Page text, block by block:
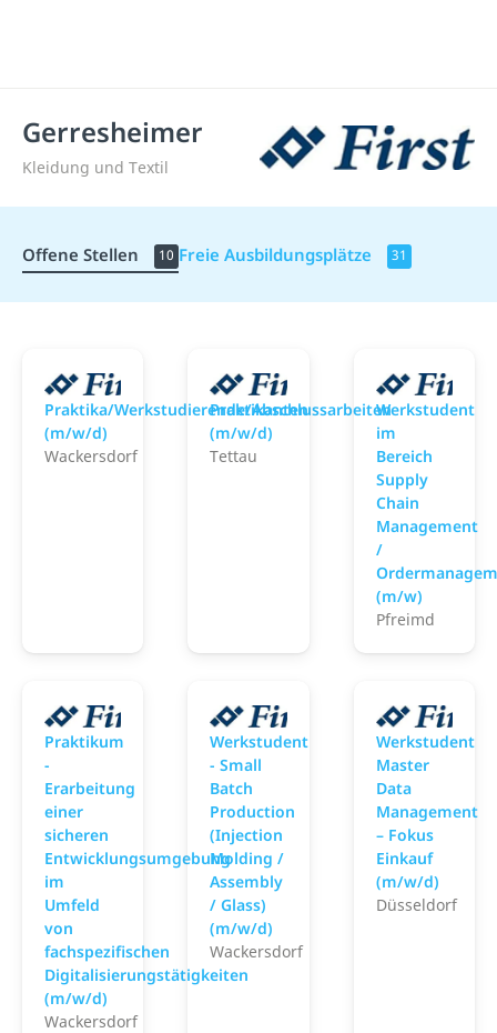
Gerresheimer
Kleidung und Textil
Offene Stellen 10 Freie Ausbildungsplätze 31
Gerresheimer
Praktika/Werkstudierende/Abschlussarbeiten
(m/w/d)
Wackersdorf
Gerresheimer
Praktikanten
(m/w/d)
Tettau
Werkstudent
im
Bereich
Supply
Chain
Management
/
(m/w)
Pfreimd
Gerresheimer
Praktikum
-
Erarbeitung
einer
sicheren
Entwicklungsumgebung
im
Umfeld
von
fachspezifischen
Digitalisierungstätigkeiten
(m/w/d)
Wackersdorf
Gerresheimer
Werkstudent
- Small
Batch
Production
(Injection
Molding /
Assembly
/ Glass)
(m/w/d)
Wackersdorf
Werkstudent
Master
Data
Management
– Fokus
Einkauf
(m/w/d)
Düsseldorf